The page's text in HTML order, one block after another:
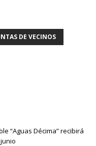
DE VECINOS
“Aguas Décima” recibirá